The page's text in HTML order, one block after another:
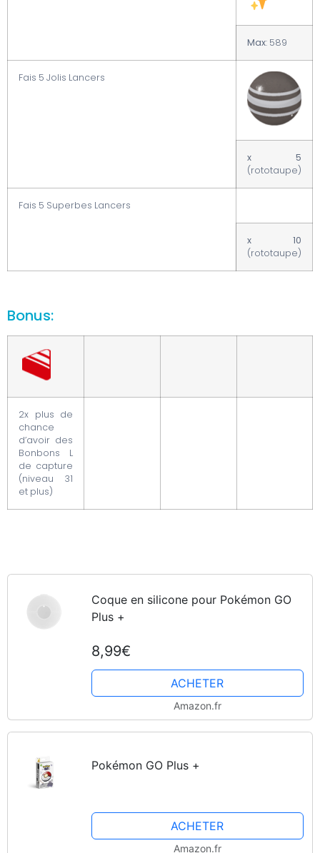
Max: 589
Fais 5 Jolis Lancers
x 5
(rototaupe)
Fais 5 Superbes Lancers
x 10
(rototaupe)
Bonus:
2x plus de
chance
d’avoir des
Bonbons L
de capture
(niveau 31
et plus)
Coque en silicone pour Pokémon GO
Plus +
8,99€
ACHETER
Amazon.fr
Pokémon GO Plus +
ACHETER
Amazon.fr